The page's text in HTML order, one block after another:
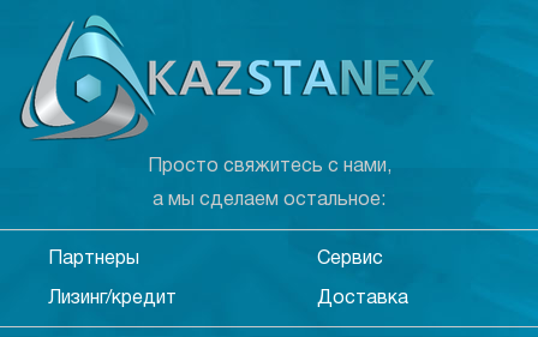
Просто свяжитесь с нами,
а мы сделаем остальное:
Партнеры Сервис
Лизинг/кредит Доставка